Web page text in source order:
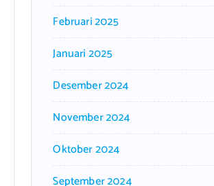
Februari 2025
Januari 2025
Desember 2024
November 2024
Oktober 2024
September 2024